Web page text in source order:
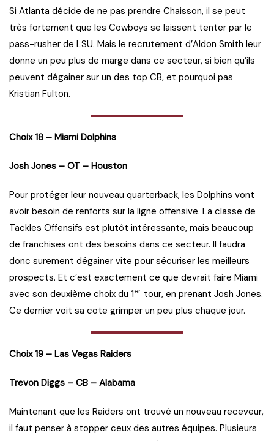
Si Atlanta décide de ne pas prendre Chaisson, il se peut
très fortement que les Cowboys se laissent tenter par le
pass-rusher de LSU. Mais le recrutement d’Aldon Smith leur
donne un peu plus de marge dans ce secteur, si bien qu’ils
peuvent dégainer sur un des top CB, et pourquoi pas
Kristian Fulton.
Choix 18 – Miami Dolphins
Josh Jones – OT – Houston
Pour protéger leur nouveau quarterback, les Dolphins vont
avoir besoin de renforts sur la ligne offensive. La classe de
Tackles Offensifs est plutôt intéressante, mais beaucoup
de franchises ont des besoins dans ce secteur. Il faudra
donc surement dégainer vite pour sécuriser les meilleurs
prospects. Et c’est exactement ce que devrait faire Miami
avec son deuxième choix du 1er tour, en prenant Josh Jones.
Ce dernier voit sa cote grimper un peu plus chaque jour.
Choix 19 – Las Vegas Raiders
Trevon Diggs – CB – Alabama
Maintenant que les Raiders ont trouvé un nouveau receveur,
il faut penser à stopper ceux des autres équipes. Plusieurs